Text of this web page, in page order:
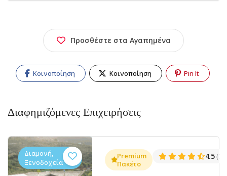
Προσθέστε στα Αγαπημένα
Κοινοποίηση Κοινοποίηση Pin It
Διαφημιζόμενες Επιχειρήσεις
(1381)
Διαμονή,
Ξενοδοχεία
Premium
Πακέτο
4.5